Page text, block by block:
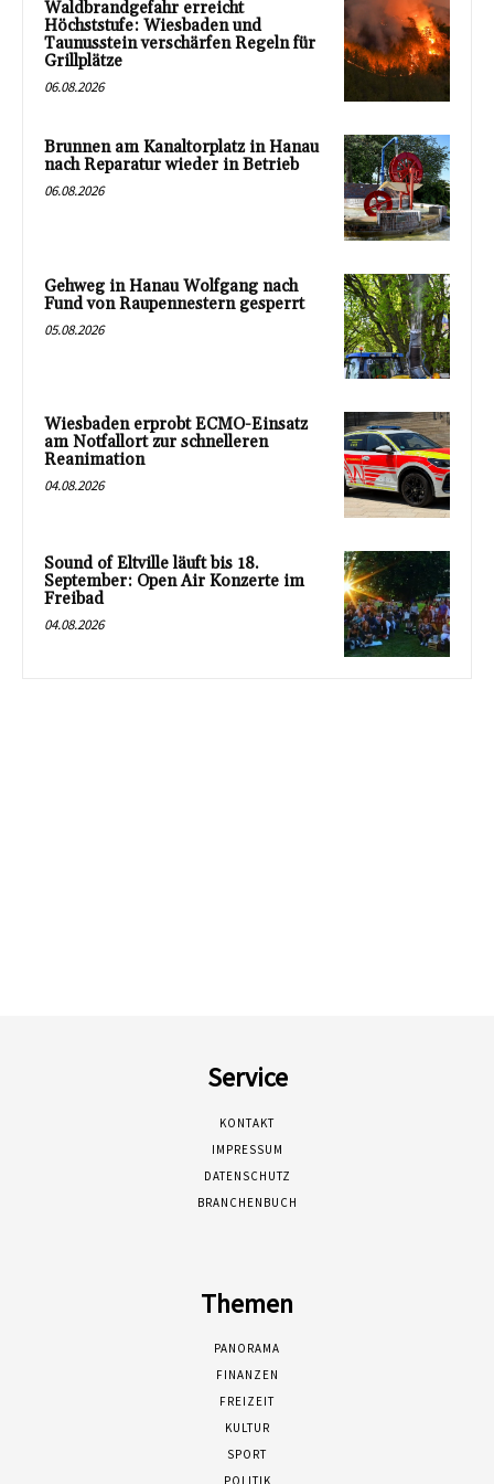
Waldbrandgefahr erreicht
Höchststufe: Wiesbaden und
Taunusstein verschärfen Regeln für
Grillplätze
06.08.2026
Brunnen am Kanaltorplatz in Hanau
nach Reparatur wieder in Betrieb
06.08.2026
Gehweg in Hanau Wolfgang nach
Fund von Raupennestern gesperrt
05.08.2026
Wiesbaden erprobt ECMO-Einsatz
am Notfallort zur schnelleren
Reanimation
04.08.2026
Sound of Eltville läuft bis 18.
September: Open Air Konzerte im
Freibad
04.08.2026
Service
KONTAKT
IMPRESSUM
DATENSCHUTZ
BRANCHENBUCH
Themen
PANORAMA
FINANZEN
FREIZEIT
KULTUR
SPORT
POLITIK